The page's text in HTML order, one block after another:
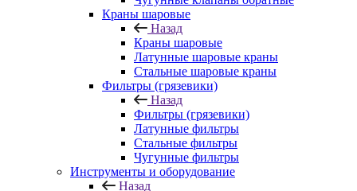
Краны шаровые
Назад
Краны шаровые
Латунные шаровые краны
Стальные шаровые краны
Фильтры (грязевики)
Назад
Фильтры (грязевики)
Латунные фильтры
Стальные фильтры
Чугунные фильтры
Инструменты и оборудование
Назад